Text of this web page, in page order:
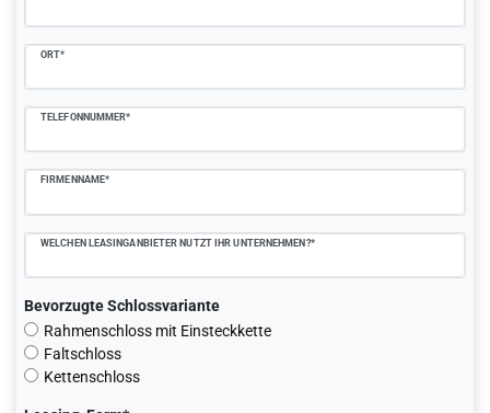
ORT*
TELEFONNUMMER*
FIRMENNAME*
WELCHEN LEASINGANBIETER NUTZT IHR UNTERNEHMEN?*
Bevorzugte Schlossvariante
Rahmenschloss mit Einsteckkette
Faltschloss
Kettenschloss